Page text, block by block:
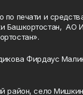
по печати и
Башкортостан, АО
Фирдаус
район, село